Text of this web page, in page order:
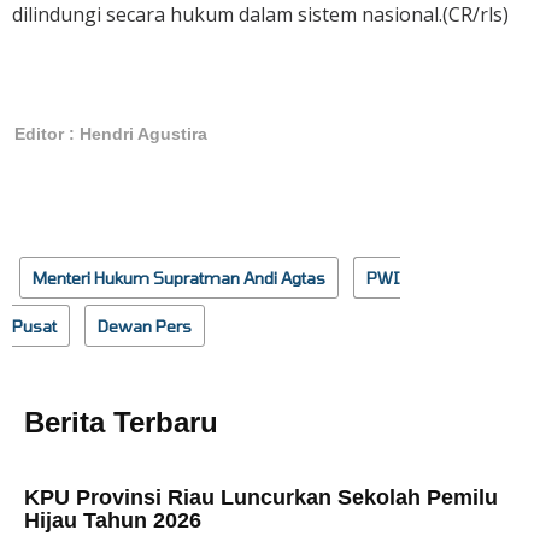
dilindungi secara hukum dalam sistem nasional.(CR/rls)
Editor : Hendri Agustira
Menteri Hukum Supratman Andi Agtas PWI
Pusat Dewan Pers
Berita Terbaru
KPU Provinsi Riau Luncurkan Sekolah Pemilu
Hijau Tahun 2026